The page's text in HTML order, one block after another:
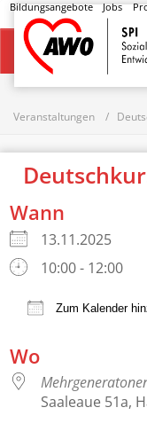
Bildungsangebote Jobs
Startseite
Veranstaltungen
Wann
13.11.2025
10:00 - 12:00
Zum Kalender
Wo
Saaleaue 51a,